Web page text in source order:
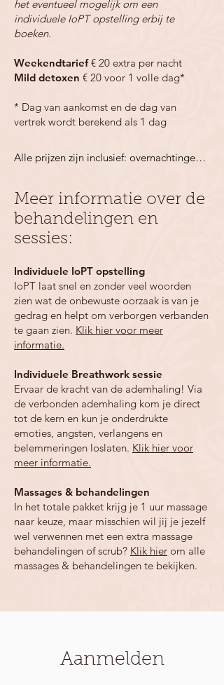
het eventueel mogelijk om een
individuele IoPT opstelling erbij te
boeken.
Weekendtarief€ 20 extra per nacht
Mild detoxen € 20 voor 1 volle dag*
* Dag van aankomst en de dag van
vertrek wordt berekend als 1 dag
Alle prijzen zijn inclusief: overnachtingen,
biologische reinigende thee's, dagelijkse
begeleiding, 1 voedingsconsult, 1 uur
massage naar keuze, 1 IoPT opstelling of
modules, orthomoleculair suppletie
advies, opgemaakt bed, badjas,
handdoeken, shampoo, wifi en gratis
parkeren voor de deur.
Meer informatie over de
behandelingen en
sessies:
​Individuele IoPT opstelling
IoPT laat snel en zonder veel woorden
zien wat de onbewuste oorzaak is van je
gedrag en helpt om verborgen verbanden
te gaan zien. Klik hier voor meer
informatie.
Individuele Breathwork sessie
Ervaar de kracht van de ademhaling! Via
de verbonden ademhaling kom je direct
tot de kern en kun je onderdrukte
emoties, angsten, verlangens en
belemmeringen loslaten. Klik hier voor
meer informatie.
Massages & behandelingen
In het totale pakket krijg je 1 uur massage
naar keuze, maar misschien wil jij je jezelf
wel verwennen met een extra massage
behandelingen of scrub? Klik hier om alle
massages & behandelingen te bekijken.
Aanmelden